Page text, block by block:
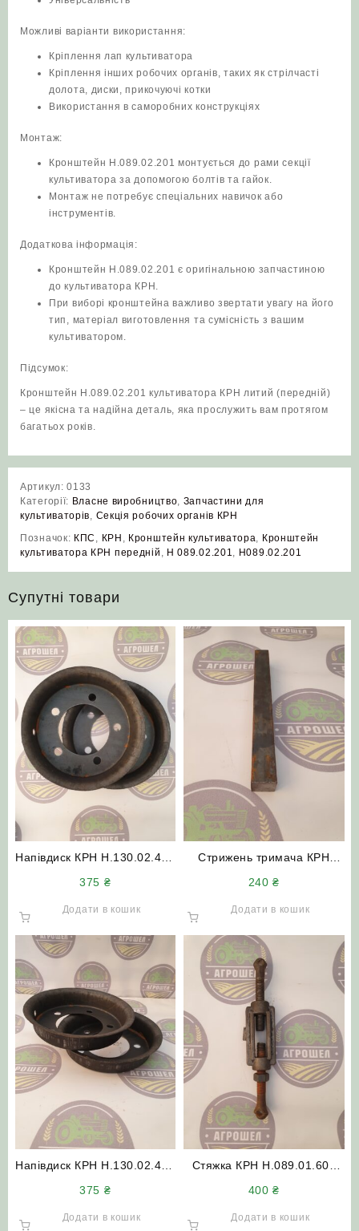
Можливі варіанти використання:
Кріплення лап культиватора
Кріплення інших робочих органів, таких як стрілчасті
долота, диски, прикочуючі котки
Використання в саморобних конструкціях
Монтаж:
Кронштейн Н.089.02.201 монтується до рами секції
культиватора за допомогою болтів та гайок.
Монтаж не потребує спеціальних навичок або
інструментів.
Додаткова інформація:
Кронштейн Н.089.02.201 є оригінальною запчастиною
до культиватора КРН.
При виборі кронштейна важливо звертати увагу на його
тип, матеріал виготовлення та сумісність з вашим
культиватором.
Підсумок:
Кронштейн Н.089.02.201 культиватора КРН литий (передній)
– це якісна та надійна деталь, яка прослужить вам протягом
багатьох років.
Артикул:0133
Категорії: Власне виробництво Запчастини для
культиваторів
Секція робочих органів КРН
Позначок: КПС КРН Кронштейн культиватора
Кронштейн
культиватора КРН передній
Н 089.02.201 Н089.02.201
Супутні товари
Напівдиск КРН Н.130.02.402
(обод КРН з отвором)
375 ₴
Додати в кошик
Стрижень тримача КРН
240₴
Додати в кошик
Напівдиск КРН Н.130.02.401
375 ₴
Додати в кошик
Стяжка КРН Н.089.01.602
400₴
Додати в кошик